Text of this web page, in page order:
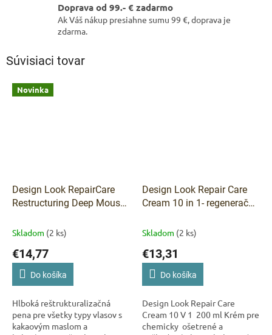
Doprava od 99.- € zadarmo
Ak Váš nákup presiahne sumu 99 €, doprava je
zdarma.
Súvisiaci tovar
Novinka
Design Look RepairCare
Restructuring Deep Mousse
vlasov 200 ml
Skladom (2 ks)
€14,77
Do košíka
Hlboká reštrukturalizačná
pena pre všetky typy vlasov s
kakaovým maslom a
Design Look Repair Care
Cream 10 in 1- regeneračný
Skladom (2 ks)
€13,31
Do košíka
Design Look Repair Care
Cream 10 V 1 200 ml Krém pre
chemicky ošetrené a